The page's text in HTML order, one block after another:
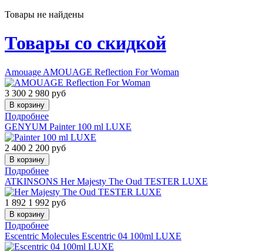
Товары не найдены
Товары со скидкой
Amouage AMOUAGE Reflection For Woman
3 300 2 980 руб
Подробнее
GENYUM Painter 100 ml LUXE
2 400 2 200 руб
Подробнее
ATKINSONS Her Majesty The Oud TESTER LUXE
1 892 1 992 руб
Подробнее
Escentric Molecules Escentric 04 100ml LUXE